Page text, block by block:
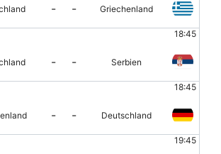
- - Griechenland
18:45
- - Serbien
18:45
- - Deutschland
19:45